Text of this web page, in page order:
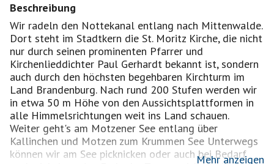
Beschreibung
Wir radeln den Nottekanal entlang nach Mittenwalde.
Dort steht im Stadtkern die St. Moritz Kirche, die nicht
nur durch seinen prominenten Pfarrer und
Kirchenlieddichter Paul Gerhardt bekannt ist, sondern
auch durch den höchsten begehbaren Kirchturm im
Land Brandenburg. Nach rund 200 Stufen werden wir
in etwa 50 m Höhe von den Aussichtsplattformen in
alle Himmelsrichtungen weit ins Land schauen.
Weiter geht's am Motzener See entlang über
Kallinchen und Motzen zum Krummen See Unterwegs
können wir am See picknicken oder auch bei Bedarf
Mehr anzeigen